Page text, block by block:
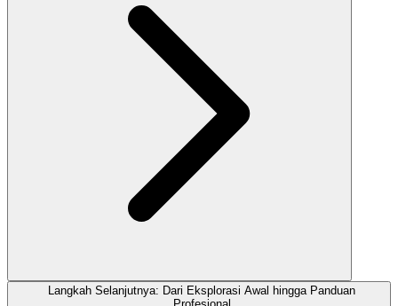
Langkah Selanjutnya: Dari Eksplorasi Awal hingga Panduan